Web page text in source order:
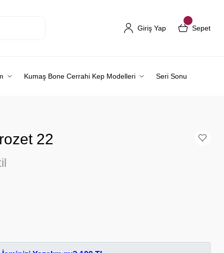
Giriş Yap Sepet
Kumaş Bone Cerrahi Kep Modelleri Seri Sonu
22